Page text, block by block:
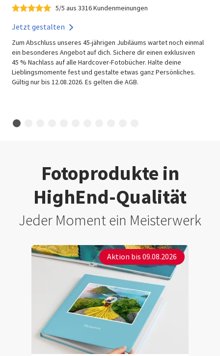
Jetzt gestalten
Zum Abschluss unseres 45-jährigen Jubiläums wartet noch einmal
ein besonderes Angebot auf dich. Sichere dir einen exklusiven
45 % Nachlass auf alle Hardcover-Fotobücher. Halte deine
Lieblingsmomente fest und gestalte etwas ganz Persönliches.
Gültig nur bis 12.08.2026. Es gelten die AGB.
5/5 aus 3316 Kundenmeinungen
Fotoprodukte in
HighEnd-Qualität
Jeder Moment ein Meisterwerk
Aktion bis 09.08.2026